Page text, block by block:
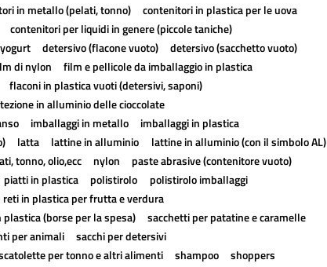
in metallo (pelati, tonno)
contenitori in plastica per le uova
contenitori per liquidi in genere (piccole taniche)
detersivo (flacone vuoto)
detersivo (sacchetto vuoto)
di nylon
film e pellicole da imballaggio in plastica
flaconi in plastica vuoti (detersivi, saponi)
in alluminio delle cioccolate
imballaggi in metallo
imballaggi in plastica
latta lattine in alluminio
lattine in alluminio (con il simbolo AL)
tonno, olio,ecc nylon
paste abrasive (contenitore vuoto)
piatti in plastica polistirolo
polistirolo imballaggi
reti in plastica per frutta e verdura
(borse per la spesa)
sacchetti per patatine e caramelle
per animali
sacchi per detersivi
per tonno e altri alimenti shampoo
shoppers